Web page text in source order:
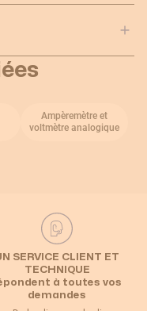
Ampèremètre et
voltmètre analogique
SERVICE CLIENT ET
TECHNIQUE
à toutes vos
demandes